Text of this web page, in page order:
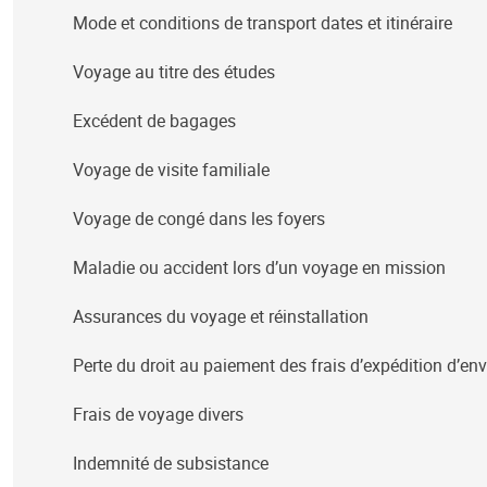
Mode et conditions de transport dates et itinéraire
Voyage au titre des études
Excédent de bagages
Voyage de visite familiale
Voyage de congé dans les foyers
Maladie ou accident lors d’un voyage en mission
Assurances du voyage et réinstallation
Perte du droit au paiement des frais d’expédition
Frais de voyage divers
Indemnité de subsistance